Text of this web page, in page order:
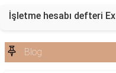
İşletme hesabı defteri
Blog